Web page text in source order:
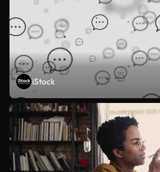
iStock